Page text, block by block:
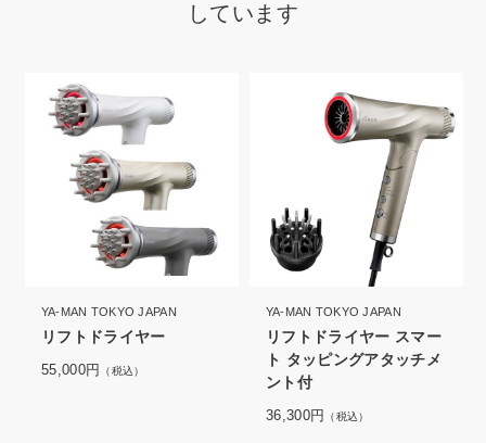
しています
YA-MAN TOKYO JAPAN
リフトドライヤー
55,000円 （税込）
YA-MAN TOKYO JAPAN
リフトドライヤー スマー
ト タッピングアタッチメ
ント付
36,300円 （税込）